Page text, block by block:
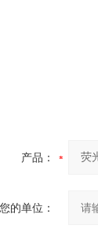
产品：
您的单位：